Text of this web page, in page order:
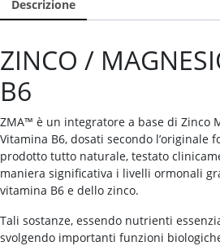
Descrizione
ZINCO /
B6
ZMA™ è un integratore a base di Zinco
Vitamina B6, dosati secondo l’originale
prodotto tutto naturale, testato
maniera significativa i livelli ormonali
vitamina B6 e dello zinco.
Tali sostanze, essendo nutrienti
svolgendo importanti funzioni